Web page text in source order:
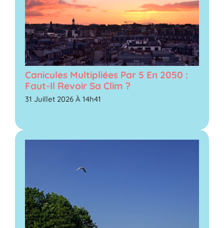
Canicules Multipliées Par 5 En 2050 :
Faut-Il Revoir Sa Clim ?
31 Juillet 2026 À 14h41